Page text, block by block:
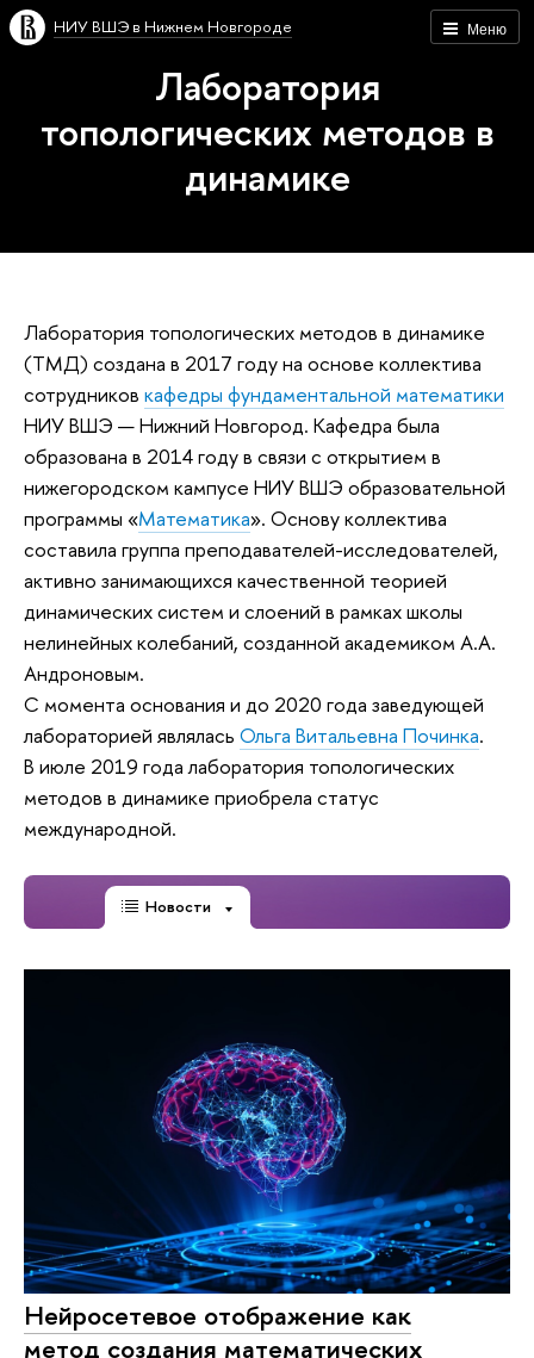
Меню
НИУ ВШЭ в Нижнем Новгороде
Лаборатория
топологических методов в
динамике
Лаборатория топологических методов в динамике
(ТМД) создана в 2017 году на основе коллектива
сотрудников кафедры фундаментальной математики
НИУ ВШЭ — Нижний Новгород. Кафедра была
образована в 2014 году в связи с открытием в
нижегородском кампусе НИУ ВШЭ образовательной
программы «Математика». Основу коллектива
составила группа преподавателей-исследователей,
активно занимающихся качественной теорией
динамических систем и слоений в рамках школы
нелинейных колебаний, созданной академиком А.А.
Андроновым.
С момента основания и до 2020 года заведующей
лабораторией являлась Ольга Витальевна Починка.
В июле 2019 года лаборатория топологических
методов в динамике приобрела статус
международной.
Новости
Нейросетевое отображение как
метод создания математических